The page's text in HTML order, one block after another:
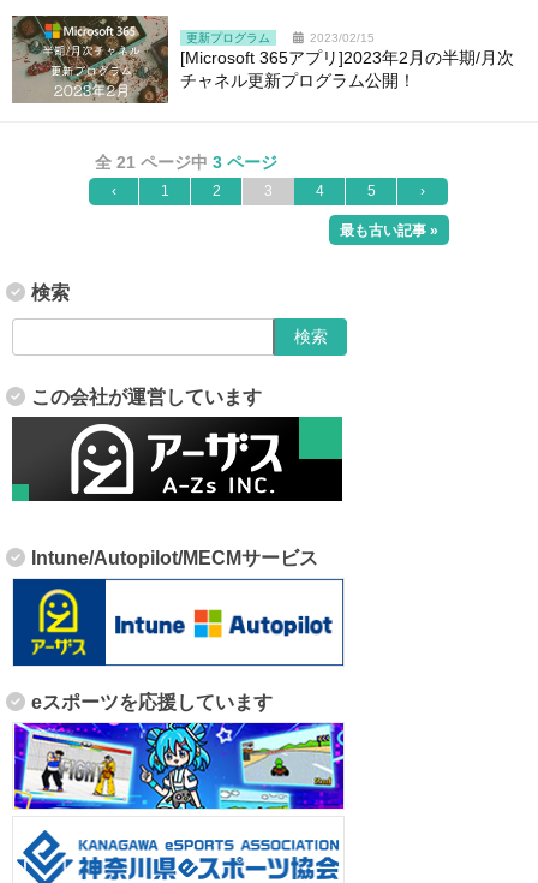
更新プログラム 2023/02/15
[Microsoft 365アプリ]2023年2月の半期/月次
チャネル更新プログラム公開！
全 21 ページ中 3 ページ
‹ 1 2 3 4 5 ›
最も古い記事 »
検索
この会社が運営しています
Intune/Autopilot/MECMサービス
eスポーツを応援しています